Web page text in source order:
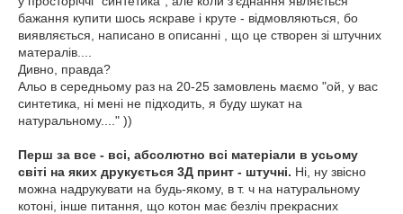
бажання купити шось яскраве і круте - відмовляються, бо
виявляється, написано в описанні , що це створен зі штучних
матералів....
Дивно, правда?
Альо в середньому раз на 20-25 замовлень маємо "ой, у вас
синтетика, ні мені не підходить, я буду шукат на
натуральному...." ))
Перш за все - всі, абсолютно всі матеріали в усьому
світі на яких друкується 3Д принт - штучні. Ні, ну звісно
можна надрукувати на будь-якому, в т. ч на натуральному
котоні, інше питання, що котон має безліч прекрасних